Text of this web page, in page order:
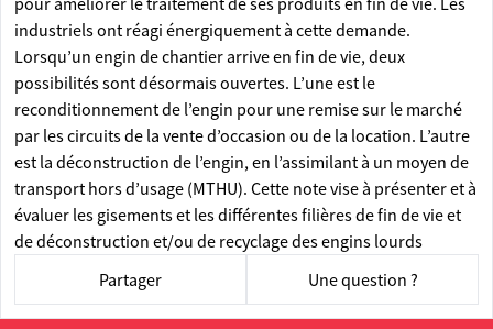
industriels ont réagi énergiquement à cette demande.
Lorsqu’un engin de chantier arrive en fin de vie, deux
possibilités sont désormais ouvertes. L’une est le
reconditionnement de l’engin pour une remise sur le marché
par les circuits de la vente d’occasion ou de la location. L’autre
est la déconstruction de l’engin, en l’assimilant à un moyen de
transport hors d’usage (MTHU). Cette note vise à présenter et à
évaluer les gisements et les différentes filières de fin de vie et
de déconstruction et/ou de recyclage des engins lourds
Partager
Une question ?